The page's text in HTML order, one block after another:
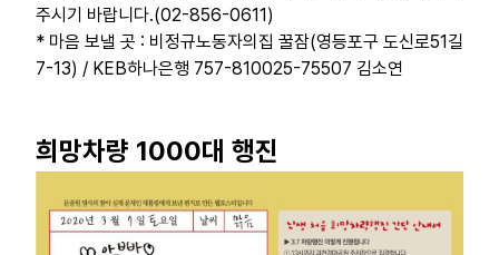
주시기 바랍니다.(02-856-0611)
* 마음 보낼 곳 : 비정규노동자의집 꿀잠(영등포구 도신로51길
7-13) / KEB하나은행 757-810025-75507 김소연
희망차량 1000대 행진